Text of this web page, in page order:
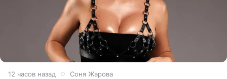
12 часов назад Соня Жарова